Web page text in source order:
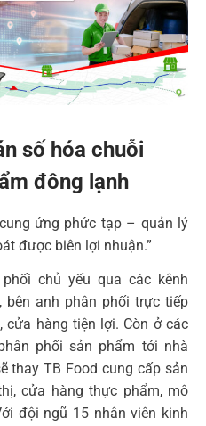
số hóa chuỗi
đông lạnh
ứng phức tạp – quản lý
được biên lợi nhuận.”
chủ yếu qua các kênh
anh phân phối trực tiếp
cửa hàng tiện lợi. Còn ở các
phối sản phẩm tới nhà
thay TB Food cung cấp sản
cửa hàng thực phẩm, mô
đội ngũ 15 nhân viên kinh